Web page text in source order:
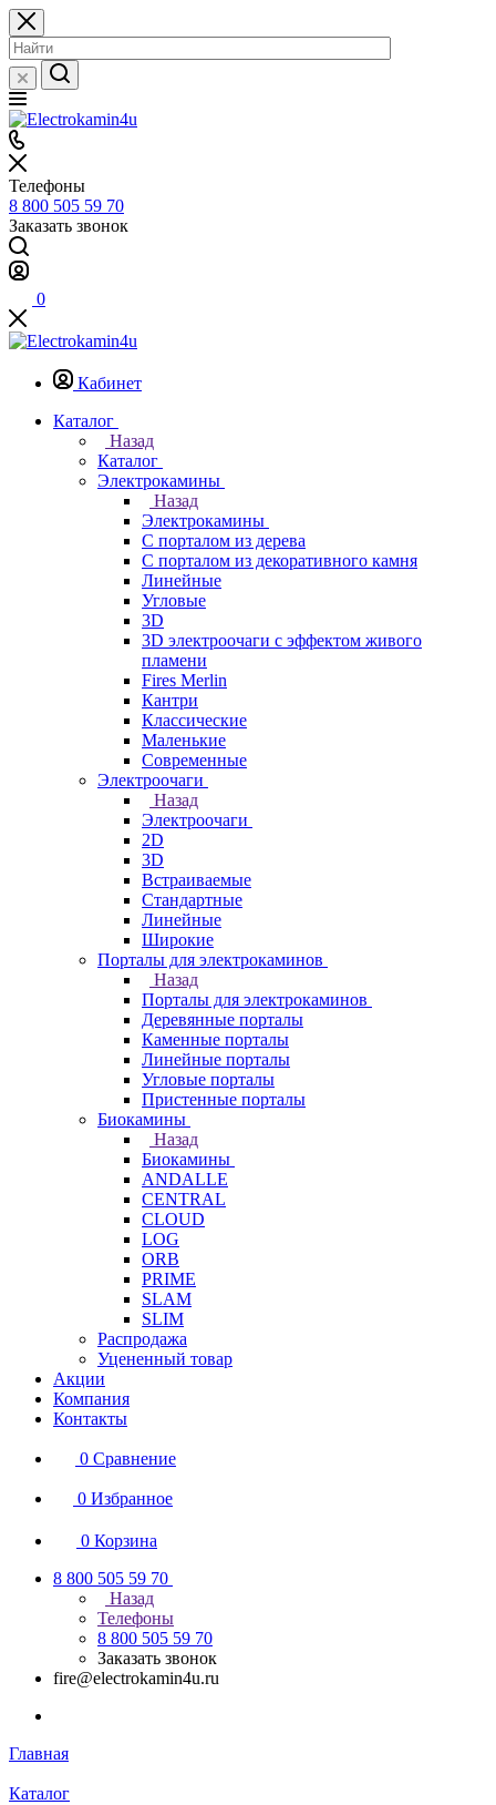
Телефоны
8 800 505 59 70
Заказать звонок
0
Кабинет
Каталог
Назад
Каталог
Электрокамины
Назад
Электрокамины
С порталом из дерева
С порталом из декоративного камня
Линейные
Угловые
3D
3D электроочаги с эффектом живого
пламени
Fires Merlin
Кантри
Классические
Маленькие
Современные
Электроочаги
Назад
Электроочаги
2D
3D
Встраиваемые
Стандартные
Линейные
Широкие
Порталы для электрокаминов
Назад
Порталы для электрокаминов
Деревянные порталы
Каменные порталы
Линейные порталы
Угловые порталы
Пристенные порталы
Биокамины
Назад
Биокамины
ANDALLE
CENTRAL
CLOUD
LOG
ORB
PRIME
SLAM
SLIM
Распродажа
Уцененный товар
Акции
Компания
Контакты
0 Сравнение
0 Избранное
0 Корзина
8 800 505 59 70
Назад
Телефоны
8 800 505 59 70
Заказать звонок
fire@electrokamin4u.ru
Главная
Каталог